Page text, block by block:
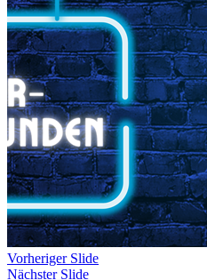
Vorheriger Slide
Nächster Slide